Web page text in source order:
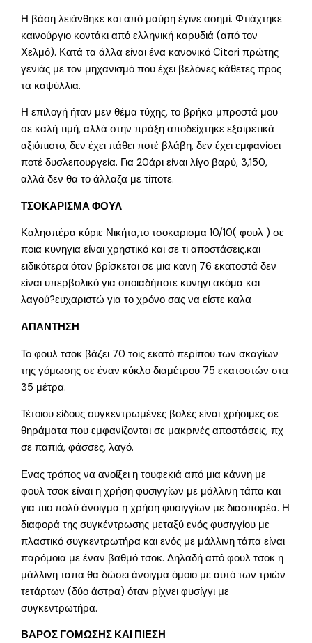
Η βάση λειάνθηκε και από μαύρη έγινε ασημί. Φτιάχτηκε
καινούργιο κοντάκι από ελληνική καρυδιά (από τον
Χελμό). Κατά τα άλλα είναι ένα κανονικό Citori πρώτης
γενιάς με τον μηχανισμό που έχει βελόνες κάθετες προς
τα καψύλλια.
Η επιλογή ήταν μεν θέμα τύχης, το βρήκα μπροστά μου
σε καλή τιμή, αλλά στην πράξη αποδείχτηκε εξαιρετικά
αξιόπιστο, δεν έχει πάθει ποτέ βλάβη, δεν έχει εμφανίσει
ποτέ δυσλειτουργεία. Για 20άρι είναι λίγο βαρύ, 3,150,
αλλά δεν θα το άλλαζα με τίποτε.
ΤΣΟΚΑΡΙΣΜΑ ΦΟΥΛ
Καλησπέρα κύριε Νικήτα,το τσοκαρισμα 10/10( φουλ ) σε
ποια κυνηγια είναι χρηστικό και σε τι αποστάσεις.και
ειδικότερα όταν βρίσκεται σε μια κανη 76 εκατοστά δεν
είναι υπερβολικό για οποιαδήποτε κυνηγι ακόμα και
λαγού?ευχαριστώ για το χρόνο σας να είστε καλα
ΑΠΑΝΤΗΣΗ
Το φουλ τσοκ βάζει 70 τοις εκατό περίπου των σκαγίων
της γόμωσης σε έναν κύκλο διαμέτρου 75 εκατοστών στα
35 μέτρα.
Τέτοιου είδους συγκεντρωμένες βολές είναι χρήσιμες σε
θηράματα που εμφανίζονται σε μακρινές αποστάσεις, πχ
σε παπιά, φάσσες, λαγό.
Ενας τρόπος να ανοίξει η τουφεκιά από μια κάννη με
φουλ τσοκ είναι η χρήση φυσιγγίων με μάλλινη τάπα και
για πιο πολύ άνοιγμα η χρήση φυσιγγίων με διασπορέα. Η
διαφορά της συγκέντρωσης μεταξύ ενός φυσιγγίου με
πλαστικό συγκεντρωτήρα και ενός με μάλλινη τάπα είναι
παρόμοια με έναν βαθμό τσοκ. Δηλαδή από φουλ τσοκ η
μάλλινη ταπα θα δώσει άνοιγμα όμοιο με αυτό των τριών
τετάρτων (δύο άστρα) όταν ρίχνει φυσίγγι με
συγκεντρωτήρα.
ΒΑΡΟΣ ΓΟΜΩΣΗΣ ΚΑΙ ΠΙΕΣΗ